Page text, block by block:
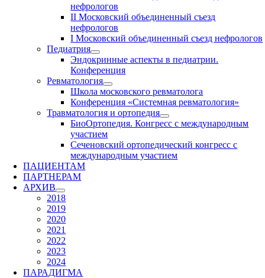
нефрологов
II Московский объединенный съезд
нефрологов
I Московский объединенный съезд нефрологов
Педиатрия
Эндокринные аспекты в педиатрии.
Конференция
Ревматология
Школа московского ревматолога
Конференция «Системная ревматология»
Травматология и ортопедия
БиоОртопедия. Конгресс с международным
участием
Сеченовский ортопедический конгресс с
международным участием
ПАЦИЕНТАМ
ПАРТНЕРАМ
АРХИВ
2018
2019
2020
2021
2022
2023
2024
ПАРАДИГМА